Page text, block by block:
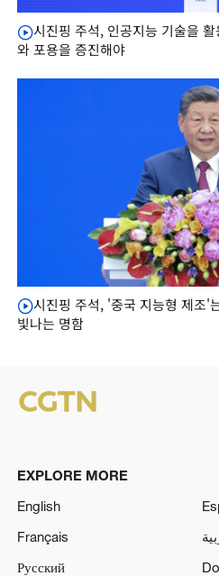
시진핑 주석, 인공지능 기술을
와 포용을 증진해야
시진핑 주석, '중국 지능형 제조'
빛나는 명함
EXPLORE MORE
English
Français
Русский